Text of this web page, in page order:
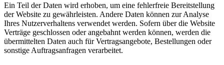
Ein Teil der Daten wird erhoben, um eine fehlerfreie Bereitstellung
der Website zu gewährleisten. Andere Daten können zur Analyse
Ihres Nutzerverhaltens verwendet werden. Sofern über die Website
Verträge geschlossen oder angebahnt werden können, werden die
übermittelten Daten auch für Vertragsangebote, Bestellungen oder
sonstige Auftragsanfragen verarbeitet.